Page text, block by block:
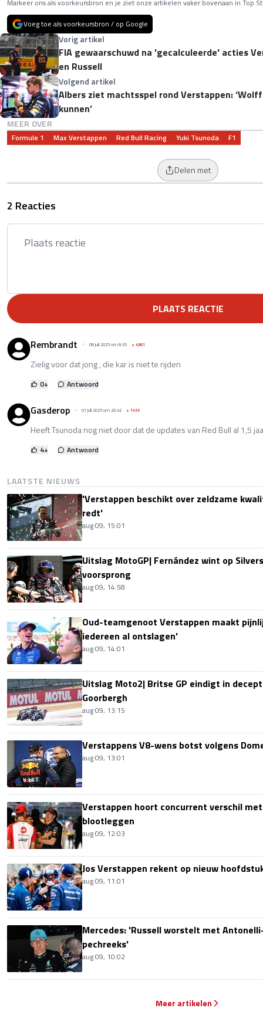
Markeer ons als voorkeursbron en je ziet onze artikelen vaker bovenaan in Top
Voeg toe als voorkeursbron / op Google
Vorig artikel
FIA gewaarschuwd na 'gecalculeerde' acties
en Russell
Volgend artikel
Albers ziet machtsspel rond Verstappen:
kunnen’
MEER OVER
Formule 1 Max Verstappen Red Bull Racing Yuki Tsunoda F1
Delen met
2 Reacties
PLAATS REACTIE
Rembrandt 08 juli 2025 om 8:35 +4361
Zielig voor dat jong , die kar is niet te rijden
0+ Antwoord
Gasderop 07 juli 2025 om 20:42 +1415
Heeft Tsunoda nog niet door dat de updates van Red Bull al 1,5
4+ Antwoord
LAATSTE NIEUWS
'Verstappen beschikt over zeldzame
redt'
aug 09, 15:01
Uitslag MotoGP| Fernández wint op
voorsprong
aug 09, 14:58
Oud-teamgenoot Verstappen maakt
iedereen al ontslagen'
aug 09, 14:01
Uitslag Moto2| Britse GP eindigt in
Goorbergh
aug 09, 13:15
Verstappens V8-wens botst volgens
aug 09, 13:01
Verstappen hoort concurrent verschil
blootleggen
aug 09, 12:03
Jos Verstappen rekent op nieuw
aug 09, 11:01
Mercedes: 'Russell worstelt met
pechreeks'
aug 09, 10:02
Meer artikelen